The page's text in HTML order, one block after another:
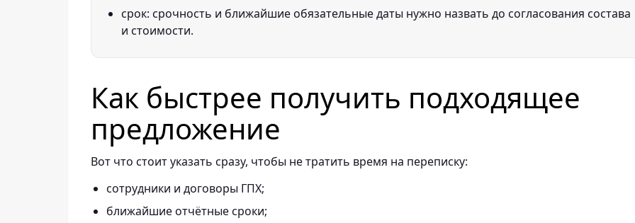
срок: срочность и ближайшие обязательные даты нужно назвать до согласования состава
и стоимости.
Как быстрее получить подходящее
предложение
Вот что стоит указать сразу, чтобы не тратить время на переписку:
сотрудники и договоры ГПХ;
ближайшие отчётные сроки;